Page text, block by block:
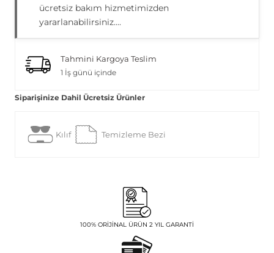
ücretsiz bakım hizmetimizden
yararlanabilirsiniz....
Tahmini Kargoya Teslim
1 İş günü içinde
Siparişinize Dahil Ücretsiz Ürünler
Kılıf Temizleme Bezi
100% ORIJINAL ÜRÜN 2 YIL GARANTI